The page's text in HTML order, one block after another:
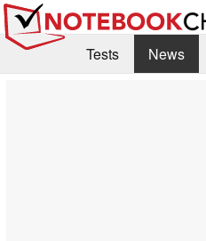
Tests News